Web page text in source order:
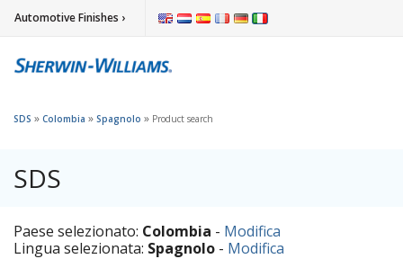
Automotive Finishes ›
SDS » Colombia » Spagnolo » Product search
SDS
Paese selezionato: Colombia - Modifica
Lingua selezionata: Spagnolo - Modifica